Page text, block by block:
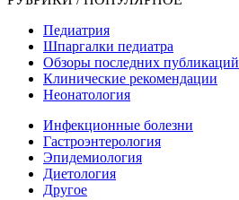
Педиатрия
Шпаргалки педиатра
Обзоры последних публикаций
Клинические рекомендации
Неонатология
Инфекционные болезни
Гастроэнтерология
Эпидемиология
Диетология
Другое